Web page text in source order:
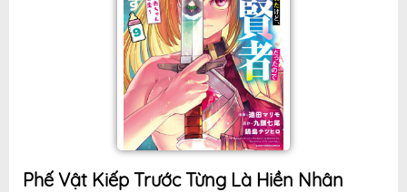
Phế Vật Kiếp Trước Từng Là Hiền Nhân